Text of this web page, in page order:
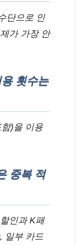
단으로 인
가 가장 안
횟수는
)을 이용
중복 적
인과 K패
일부 카드